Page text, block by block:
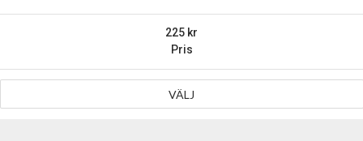
Pris
225
VÄLJ